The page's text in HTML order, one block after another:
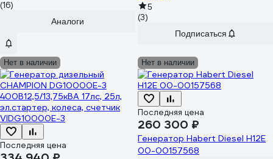
(16)
Аналоги
5
(3)
Подписаться
Нет в наличии
Последняя цена
Нет в наличии
Последняя цена
260 300 ₽
Генератор Habert Diesel H12E
00-00157568